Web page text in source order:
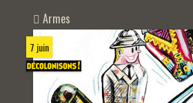
Armes
7 juin